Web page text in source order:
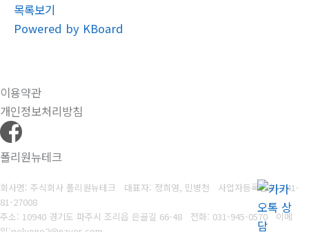
목록보기
Powered by KBoard
이용약관
개인정보처리방침
폴리원뉴테크
회사명: 주식회사 폴리원뉴테크 대표자: 정희영, 민병천 사업자등록번호:141-
81-27008
주소: 10940 경기도 파주시 조리읍 은골길 66-48 전화: 031-945-0570 이메